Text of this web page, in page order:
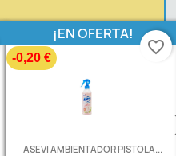
ASEVI AMBIENTADOR PISTOLA...
¡EN OFERTA!
-0,20 €
favorite_border